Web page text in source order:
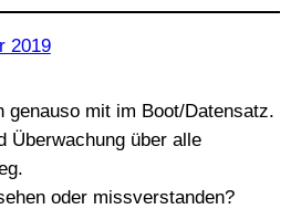
2019
genauso mit im Boot/Datensatz.
Überwachung über alle
oder missverstanden?